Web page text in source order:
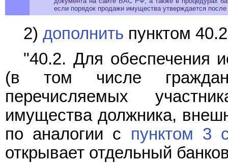
если порядок продажи имущества утверждается
2) дополнить пунктом
"40.2. Для обеспечения
(в том числе
перечисляемых
имущества должника,
по аналогии с пунктом 3
открывает отдельный